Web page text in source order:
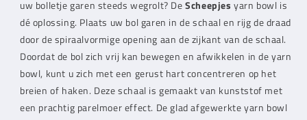
friday)
friday)
uw bolletje garen steeds wegrolt? DeScheepjes yarn bowl is
dé oplossing. Plaats uw bol garen in de schaal en rijg de draad
door de spiraalvormige opening aan de zijkant van de schaal.
Doordat de bol zich vrij kan bewegen en afwikkelen in de yarn
bowl, kunt u zich met een gerust hart concentreren op het
breien of haken. Deze schaal is gemaakt van kunststof met
een prachtig parelmoer effect. De glad afgewerkte yarn bowl